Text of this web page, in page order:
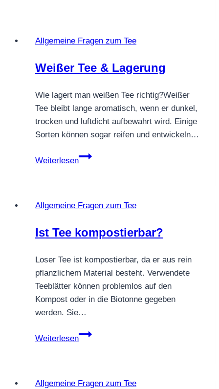
und
Allgemeine Fragen zum Tee
Weißer Tee & Lagerung
Wie lagert man weißen Tee richtig?Weißer
Tee bleibt lange aromatisch, wenn er dunkel,
trocken und luftdicht aufbewahrt wird. Einige
Sorten können sogar reifen und entwickeln…
Weiterlesen
Weißer
Allgemeine Fragen zum Tee
Ist Tee kompostierbar?
Loser Tee ist kompostierbar, da er aus rein
pflanzlichem Material besteht. Verwendete
Teeblätter können problemlos auf den
Kompost oder in die Biotonne gegeben
werden. Sie…
Weiterlesen
Ist
Allgemeine Fragen zum Tee